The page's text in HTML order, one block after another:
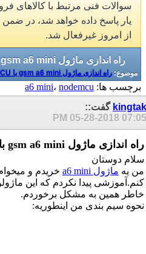
سوالات فنی مرتبط با کالاهای
یار پاسخ داده خواهد شد، در
از امروز غیرفعال شد.
راه اندازی ماژول gsm a6 mini با NodeMCU
موضوع: راه اندازی ماژول gsm a6 mini با NodeMCU
برچسب ها: a6 mini، nodemcu
kingtak گفت::
05-28-2018 07:05 PM
راه اندازی ماژول gsm a6 mini با NodeMCU
سلام دوستان
من یه ماژول a6 mini
خاطر همین به مشکل برخوردم.
نحوه سیم بندی من اینطوریه: